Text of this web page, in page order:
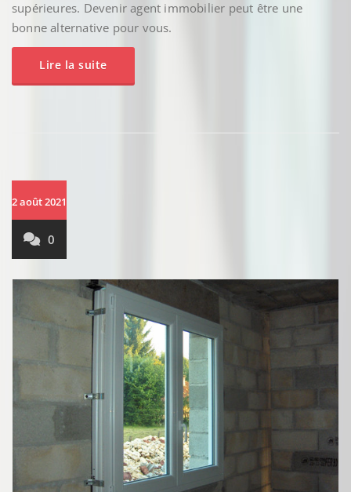
supérieures. Devenir agent immobilier peut être une
bonne alternative pour vous.
Lire la suite
2 août 2021
0